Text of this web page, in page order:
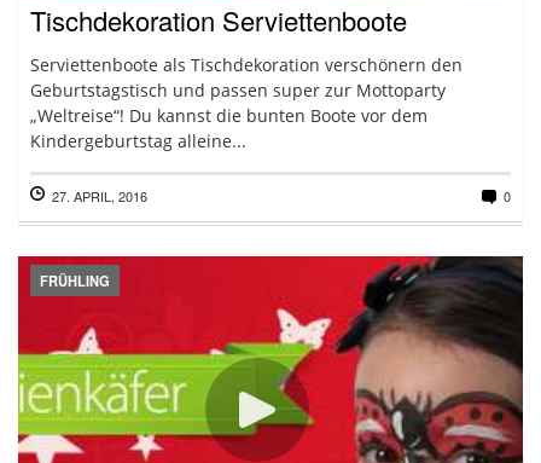
Tischdekoration Serviettenboote
Serviettenboote als Tischdekoration verschönern den
Geburtstagstisch und passen super zur Mottoparty
„Weltreise“! Du kannst die bunten Boote vor dem
Kindergeburtstag alleine...
27. APRIL, 2016 0
FRÜHLING